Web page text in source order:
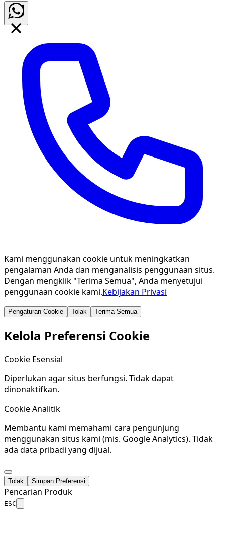
Kami menggunakan cookie untuk meningkatkan
pengalaman Anda dan menganalisis penggunaan situs.
Dengan mengklik "Terima Semua", Anda menyetujui
penggunaan cookie kami.Kebijakan Privasi
Pengaturan Cookie Tolak Terima Semua
Kelola Preferensi Cookie
Cookie Esensial
Diperlukan agar situs berfungsi. Tidak dapat
dinonaktifkan.
Cookie Analitik
Membantu kami memahami cara pengunjung
menggunakan situs kami (mis. Google Analytics). Tidak
ada data pribadi yang dijual.
Tolak Simpan Preferensi
Pencarian Produk
ESC